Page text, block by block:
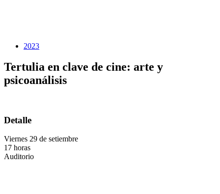
2023
Tertulia en clave de cine: arte y
psicoanálisis
Detalle
Viernes 29 de setiembre
17 horas
Auditorio